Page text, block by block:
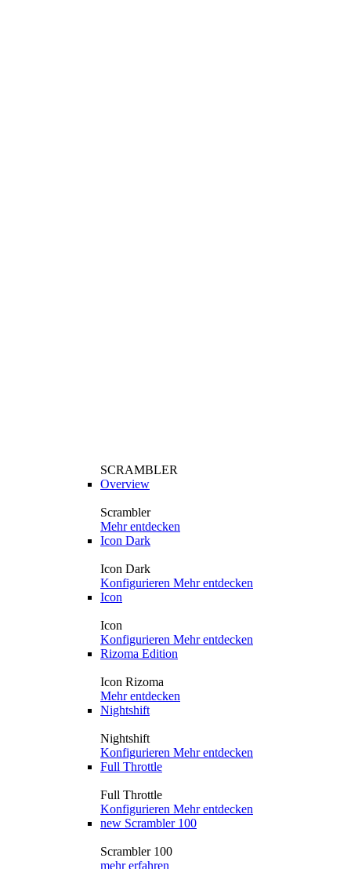
SCRAMBLER
Overview
Scrambler
Mehr entdecken
Icon Dark
Icon Dark
Konfigurieren Mehr entdecken
Icon
Icon
Konfigurieren Mehr entdecken
Rizoma Edition
Icon Rizoma
Mehr entdecken
Nightshift
Nightshift
Konfigurieren Mehr entdecken
Full Throttle
Full Throttle
Konfigurieren Mehr entdecken
new Scrambler 100
Scrambler 100
mehr erfahren